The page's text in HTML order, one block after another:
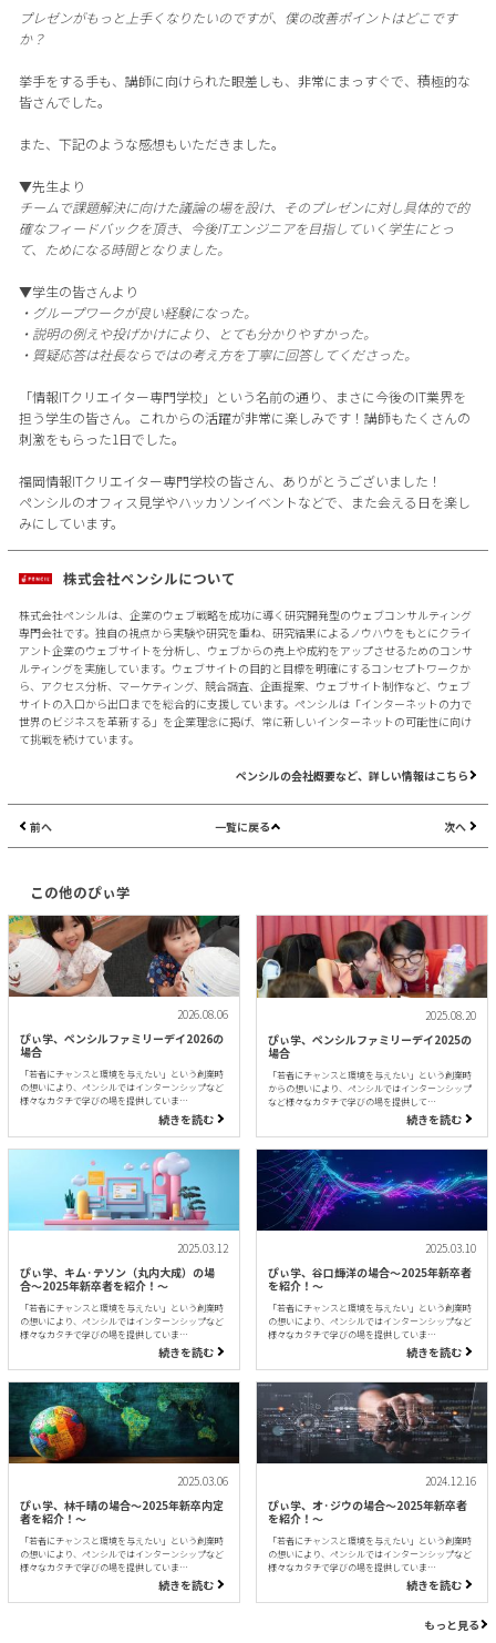
プレゼンがもっと上手くなりたいのですが、僕の改善ポイントはどこです
か？
挙手をする手も、講師に向けられた眼差しも、非常にまっすぐで、積極的な
皆さんでした。
また、下記のような感想もいただきました。
▼先生より
チームで課題解決に向けた議論の場を設け、そのプレゼンに対し具体的で的
確なフィードバックを頂き、今後ITエンジニアを目指していく学生にとっ
て、ためになる時間となりました。
▼学生の皆さんより
・グループワークが良い経験になった。
・説明の例えや投げかけにより、とても分かりやすかった。
・質疑応答は社長ならではの考え方を丁寧に回答してくださった。
「情報ITクリエイター専門学校」という名前の通り、まさに今後のIT業界を
担う学生の皆さん。これからの活躍が非常に楽しみです！講師もたくさんの
刺激をもらった1日でした。
福岡情報ITクリエイター専門学校の皆さん、ありがとうございました！
ペンシルのオフィス見学やハッカソンイベントなどで、また会える日を楽し
みにしています。
株式会社ペンシルについて
株式会社ペンシルは、企業のウェブ戦略を成功に導く研究開発型のウェブコンサルティング
専門会社です。独自の視点から実験や研究を重ね、研究結果によるノウハウをもとにクライ
アント企業のウェブサイトを分析し、ウェブからの売上や成約をアップさせるためのコンサ
ルティングを実施しています。ウェブサイトの目的と目標を明確にするコンセプトワークか
ら、アクセス分析、マーケティング、競合調査、企画提案、ウェブサイト制作など、ウェブ
サイトの入口から出口までを総合的に支援しています。ペンシルは「インターネットの力で
世界のビジネスを革新する」を企業理念に掲げ、常に新しいインターネットの可能性に向け
て挑戦を続けています。
ペンシルの会社概要など、詳しい情報はこちら
前へ 一覧に戻る 次へ
この他のぴぃ学
2026.08.06
ぴぃ学、ペンシルファミリーデイ2026の
場合
「若者にチャンスと環境を与えたい」という創業時
の想いにより、ペンシルではインターンシップなど
様々なカタチで学びの場を提供していま…
続きを読む
2025.08.20
ぴぃ学、ペンシルファミリーデイ2025の
場合
「若者にチャンスと環境を与えたい」という創業時
からの想いにより、ペンシルではインターンシップ
など様々なカタチで学びの場を提供して…
続きを読む
2025.03.12
ぴぃ学、キム·テソン（丸内大成）の場
合〜2025年新卒者を紹介！〜
「若者にチャンスと環境を与えたい」という創業時
の想いにより、ペンシルではインターンシップなど
様々なカタチで学びの場を提供していま…
続きを読む
2025.03.10
ぴぃ学、谷口輝洋の場合〜2025年新卒者
を紹介！〜
「若者にチャンスと環境を与えたい」という創業時
の想いにより、ペンシルではインターンシップなど
様々なカタチで学びの場を提供していま…
続きを読む
2025.03.06
ぴぃ学、林千晴の場合〜2025年新卒内定
者を紹介！〜
「若者にチャンスと環境を与えたい」という創業時
の想いにより、ペンシルではインターンシップなど
様々なカタチで学びの場を提供していま…
続きを読む
2024.12.16
ぴぃ学、オ·ジウの場合〜2025年新卒者
を紹介！〜
「若者にチャンスと環境を与えたい」という創業時
の想いにより、ペンシルではインターンシップなど
様々なカタチで学びの場を提供していま…
続きを読む
もっと見る